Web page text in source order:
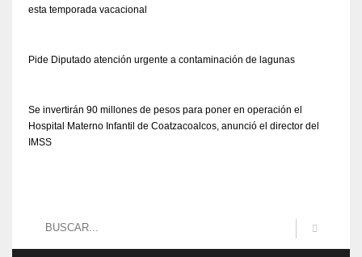
esta temporada vacacional
Pide Diputado atención urgente a contaminación de lagunas
Se invertirán 90 millones de pesos para poner en operación el
Hospital Materno Infantil de Coatzacoalcos, anunció el director del
IMSS